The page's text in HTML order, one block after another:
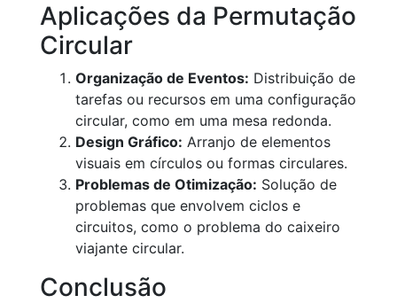
Aplicações da Permutação
Circular
Organização de Eventos: Distribuição de
tarefas ou recursos em uma configuração
circular, como em uma mesa redonda.
Design Gráfico: Arranjo de elementos
visuais em círculos ou formas circulares.
Problemas de Otimização: Solução de
problemas que envolvem ciclos e
circuitos, como o problema do caixeiro
viajante circular.
Conclusão